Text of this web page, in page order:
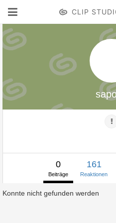
CLIP
0
Beiträge
161
Reaktionen
Konnte nicht gefunden werden